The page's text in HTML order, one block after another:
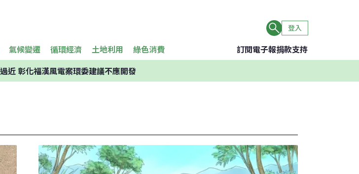
登入
氣候變遷 循環經濟 土地利用 綠色消費 訂閱電子報捐款支持
近 彰化福漢風電案環委建議不應開發